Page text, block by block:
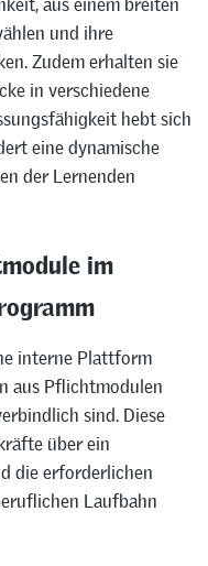
und ihre
Zudem erhalten sie
in verschiedene
hebt sich
eine dynamische
der Lernenden
im
interne Plattform
aus Pflichtmodulen
sind. Diese
über ein
die erforderlichen
Laufbahn